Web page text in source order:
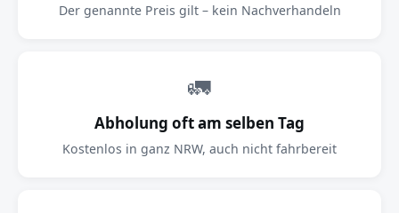
Der genannte Preis gilt – kein Nachverhandeln
🚛
Abholung oft am selben Tag
Kostenlos in ganz NRW, auch nicht fahrbereit